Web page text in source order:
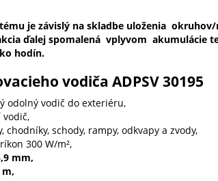
je závislý na skladbe uloženia
ďalej spomalená vplyvom akumulácie
hodín.
vodiča ADPSV 30195
odolný vodič do exteriéru,
vodič,
chodníky, schody, rampy, odkvapy a zvody,
300 W/m²,
mm,
m,